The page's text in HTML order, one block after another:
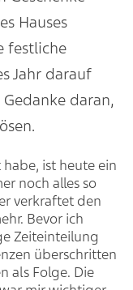
Hauses
festliche
Jahr darauf
daran,
ist heute ein
noch alles so
verkraftet den
Bevor ich
Zeiteinteilung
überschritten
als Folge. Die